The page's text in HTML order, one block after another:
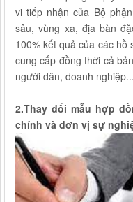
vi tiếp nhận của Bộ
sâu, vùng xa, địa bàn
100% kết quả của các
cung cấp đồng thời cả
người dân, doanh
2.Thay đổi mẫu hợp
chính và đơn vị sự